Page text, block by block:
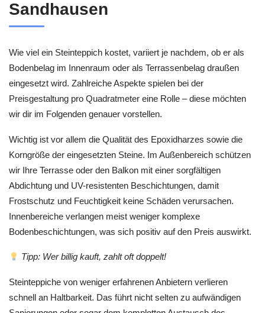
Sandhausen
Wie viel ein Steinteppich kostet, variiert je nachdem, ob er als
Bodenbelag im Innenraum oder als Terrassenbelag draußen
eingesetzt wird. Zahlreiche Aspekte spielen bei der
Preisgestaltung pro Quadratmeter eine Rolle – diese möchten
wir dir im Folgenden genauer vorstellen.
Wichtig ist vor allem die Qualität des Epoxidharzes sowie die
Korngröße der eingesetzten Steine. Im Außenbereich schützen
wir Ihre Terrasse oder den Balkon mit einer sorgfältigen
Abdichtung und UV-resistenten Beschichtungen, damit
Frostschutz und Feuchtigkeit keine Schäden verursachen.
Innenbereiche verlangen meist weniger komplexe
Bodenbeschichtungen, was sich positiv auf den Preis auswirkt.
Tipp: Wer billig kauft, zahlt oft doppelt!
Steinteppiche von weniger erfahrenen Anbietern verlieren
schnell an Haltbarkeit. Das führt nicht selten zu aufwändigen